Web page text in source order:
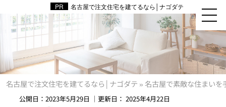
名古屋で注文住宅を建てるなら│ナゴダテ
名古屋で注文住宅を建てるなら│ナゴダテ »名古屋で素敵な住まいを
公開日： 2023年5月29日 ｜更新日： 2025年4月22日